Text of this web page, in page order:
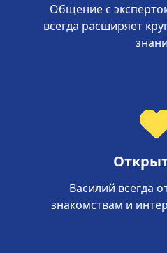
Общение с
всегда расширяет
Василий всегда
знакомствам и